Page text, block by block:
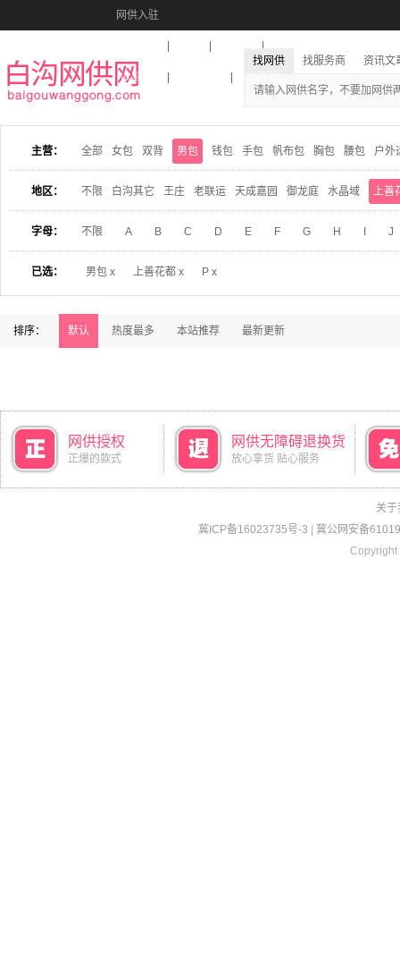
网供入驻
收藏本站
找网供 找服务商 资讯文
主营： 全部 女包 双背 男包 钱包 手包 帆布包 胸包 腰包 户外
地区： 不限 白沟其它 王庄 老联运 天成嘉园 御龙庭 水晶域 上善
字母： 不限 A B C D E F G H J
已选： 男包 x 上善花都 x P x
排序： 默认 热度最多 本站推荐 最新更新
网供授权
正爆的款式
网供无障碍退换货
放心拿货 贴心服务
关于
冀ICP备16023735号-3
冀公网安备